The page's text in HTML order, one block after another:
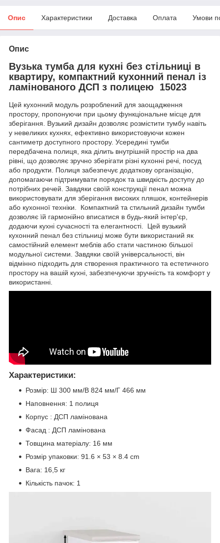
Опис Характеристики Доставка Оплата Умови
Опис
Вузька тумба для кухні без стільниці в
квартиру, компактний кухонний пенал із
ламінованого ДСП з полицею 15023
Цей кухонний модуль розроблений для заощадження
простору, пропонуючи при цьому функціональне місце для
зберігання. Вузький дизайн дозволяє розмістити тумбу навіть
у невеликих кухнях, ефективно використовуючи кожен
сантиметр доступного простору. Усередині тумби
передбачена полиця, яка ділить внутрішній простір на два
рівні, що дозволяє зручно зберігати різні кухонні речі, посуд
або продукти. Полиця забезпечує додаткову організацію,
допомагаючи підтримувати порядок та швидкість доступу до
потрібних речей. Завдяки своїй конструкції пенал можна
використовувати для зберігання високих пляшок, контейнерів
або кухонної техніки. Компактний та стильний дизайн тумби
дозволяє їй гармонійно вписатися в будь-який інтер'єр,
додаючи кухні сучасності та елегантності. Цей вузький
кухонний пенал без стільниці може бути використаний як
самостійний елемент меблів або стати частиною більшої
модульної системи. Завдяки своїй універсальності, він
відмінно підходить для створення практичного та естетичного
простору на вашій кухні, забезпечуючи зручність та комфорт у
використанні.
Характеристики:
Розмір: Ш 300 мм/В 824 мм/Г 466 мм
Наповнення: 1 полиця
Корпус : ДСП ламінована
Фасад : ДСП ламінована
Товщина матеріалу: 16 мм
Розмір упаковки: 91.6 × 53 × 8.4 cm
Вага: 16,5 кг
Кількість пачок: 1